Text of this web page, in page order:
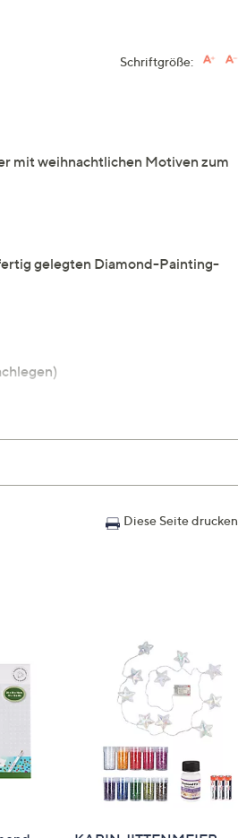
Schriftgröße:
mit weihnachtlichen Motiven zum
gelegten Diamond-Painting-
Diese Seite drucken